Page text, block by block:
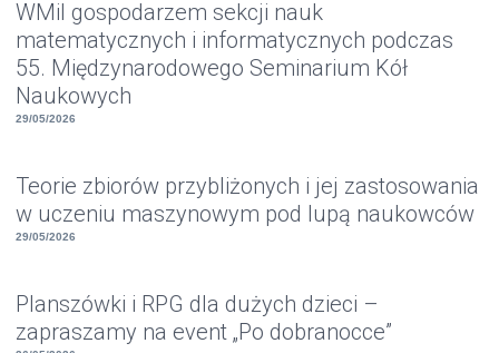
WMiI gospodarzem sekcji nauk
matematycznych i informatycznych podczas
55. Międzynarodowego Seminarium Kół
Naukowych
29/05/2026
Teorie zbiorów przybliżonych i jej zastosowania
w uczeniu maszynowym pod lupą naukowców
29/05/2026
Planszówki i RPG dla dużych dzieci –
zapraszamy na event „Po dobranocce”